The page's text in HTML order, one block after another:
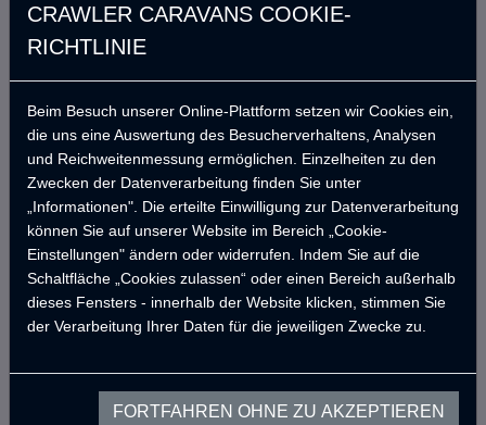
Luxuriöse Inneneinrichtung aus
Holz
(Mausgrau)
1.636,69USD
Mobil Combi Luft- &
3.457,80USD
Solarpanel 325 W und Laderegler 864,45USD
Crawler Smart Panel 1.267,86
(Preisunterschied)
530,20USD
Indel B Cruise 85 Kühlschrank 1.959,42USD
CRAWLER CARAVANS COOKIE-
RICHTLINIE
Beim Besuch unserer Online-Plattform setzen wir Cookies ein,
die uns eine Auswertung des Besucherverhaltens, Analysen
und Reichweitenmessung ermöglichen. Einzelheiten zu den
Zwecken der Datenverarbeitung finden Sie unter
„Informationen". Die erteilte Einwilligung zur Datenverarbeitung
können Sie auf unserer Website im Bereich „Cookie-
Einstellungen" ändern oder widerrufen. Indem Sie auf die
Schaltfläche „Cookies zulassen“ oder einen Bereich außerhalb
dieses Fensters - innerhalb der Website klicken, stimmen Sie
der Verarbeitung Ihrer Daten für die jeweiligen Zwecke zu.
FORTFAHREN OHNE ZU AKZEPTIEREN